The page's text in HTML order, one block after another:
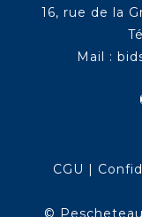
16, rue de la
Mail :
CGU |
©